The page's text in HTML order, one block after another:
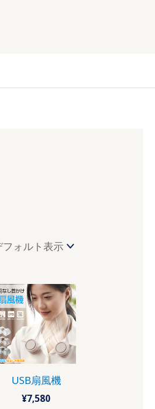
USB扇風機
¥7,580